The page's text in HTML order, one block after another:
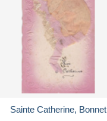
Sainte Catherine, Bonnet